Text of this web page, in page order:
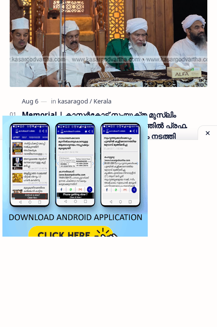
Memorial | കാസർകോട് സംയുക്ത മുസ്ലിം
ജമാഅത്ത് കമ്മിറ്റിയുടെ ആഭിമുഖ്യത്തിൽ പ്രഫ.
ആലിക്കുട്ടി മുസ്ലിയാർ അനുസ്മരണം നടത്തി
● തളങ്കര മാലിക് ദിനാർ വലിയ ജുമുഅത്ത് പള്ളിയിൽ
വെച്ചാണ് പ്രാർഥനാ സദസ്സ് ഒരുക്കിയത് ● സമസ്ത ട്രഷറർ
കൊയ്യോട് ഉമർ മുസ്ലിയാർ പരിപാടിക്ക് നേതൃത്വം
നൽകി കാസ…
Musical Night | പുലിക്കുന്നിൽ റഫി ഗാനങ്ങളുടെ
മധുരവുമായി 'മെഹ്ഫിൽ എ ശാം റഫി കേ നാം'
ശ്രദ്ധേയമായി